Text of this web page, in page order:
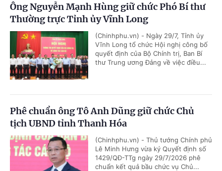
Ông Nguyễn Mạnh Hùng giữ chức Phó Bí thư
Thường trực Tỉnh ủy Vĩnh Long
(Chinhphu.vn) - Ngày 29/7, Tỉnh ủy
Vĩnh Long tổ chức Hội nghị công bố
quyết định của Bộ Chính trị, Ban Bí
thư Trung ương Đảng về việc điều...
Phê chuẩn ông Tô Anh Dũng giữ chức Chủ
tịch UBND tỉnh Thanh Hóa
(Chinhphu.vn) - Thủ tướng Chính phủ
Lê Minh Hưng vừa ký Quyết định số
1429/QĐ-TTg ngày 29/7/2026 phê
chuẩn kết quả bầu chức vụ Chủ...